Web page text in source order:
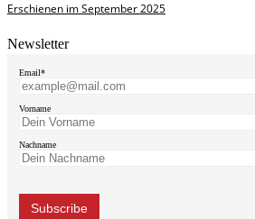
Erschienen im September 2025
Newsletter
Email*
Vorname
Nachname